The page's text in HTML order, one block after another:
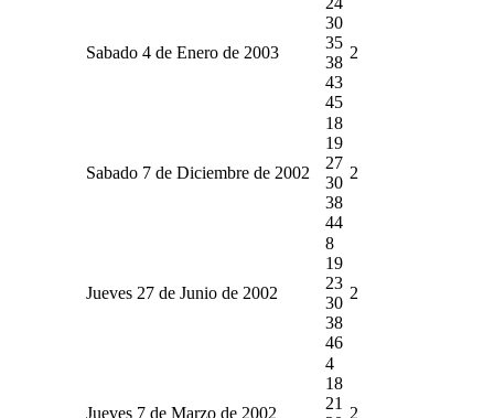
Sabado 4 de Enero de 2003
30
35
38
43
45
2
Sabado 7 de Diciembre de 2002
18
19
27
30
38
44
2
Jueves 27 de Junio de 2002
8
19
23
30
38
46
2
Jueves 7 de Marzo de 2002
4
18
21
2